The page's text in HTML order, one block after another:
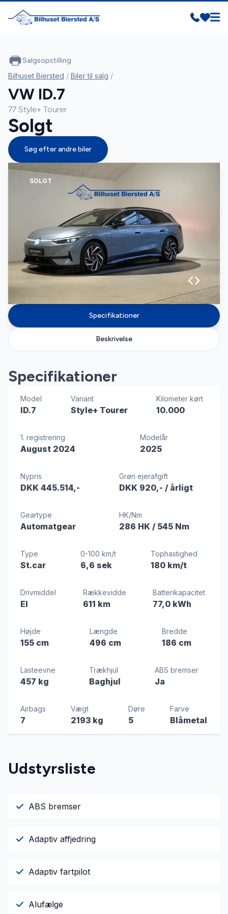
SOLGT
Specifikationer
Beskrivelse
Specifikationer
Model
ID.7
Variant
Style+ Tourer
Kilometer kørt
10.000
1. registrering
August 2024
Modelår
2025
Nypris
DKK 445.514,-
Grøn ejerafgift
DKK 920,- / årligt
Geartype
Automatgear
HK/Nm
286 HK / 545 Nm
Type
St.car
0-100 km/t
6,6 sek
Tophastighed
180 km/t
Drivmiddel
El
Rækkevidde
611 km
Batterikapacitet
77,0 kWh
Højde
155 cm
Længde
496 cm
Bredde
186 cm
Lasteevne
457 kg
Trækhjul
Baghjul
ABS bremser
Ja
Airbags
7
Vægt
2193 kg
Døre
5
Farve
Blåmetal
Udstyrsliste
ABS bremser
Adaptiv affjedring
Adaptiv fartpilot
Alufælge
Salgsopstilling
Bilhuset Biersted / Biler til salg /
VW ID.7
77 Style+ Tourer
Solgt
Søg efter andre biler